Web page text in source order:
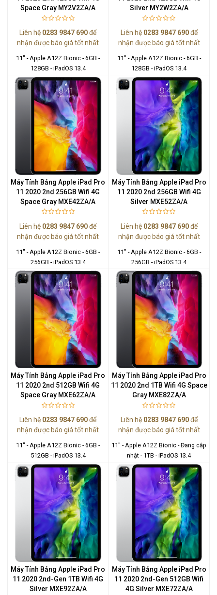
Space Gray MY2V2ZA/A
Liên hệ 0283 9847 690để
nhận được báo giá tốt nhất
11" - Apple A12Z Bionic - 6GB -
128GB - iPadOS 13.4
Silver MY2W2ZA/A
Liên hệ 0283 9847 690để
nhận được báo giá tốt nhất
11" - Apple A12Z Bionic - 6GB -
128GB - iPadOS 13.4
Máy Tính Bảng Apple iPad Pro
11 2020 2nd 256GB Wifi 4G
Space Gray MXE42ZA/A
Liên hệ 0283 9847 690để
nhận được báo giá tốt nhất
11" - Apple A12Z Bionic - 6GB -
256GB - iPadOS 13.4
Máy Tính Bảng Apple iPad Pro
11 2020 2nd 256GB Wifi 4G
Silver MXE52ZA/A
Liên hệ 0283 9847 690để
nhận được báo giá tốt nhất
11" - Apple A12Z Bionic - 6GB -
256GB - iPadOS 13.4
Máy Tính Bảng Apple iPad Pro
11 2020 2nd 512GB Wifi 4G
Space Gray MXE62ZA/A
Liên hệ 0283 9847 690để
nhận được báo giá tốt nhất
11" - Apple A12Z Bionic - 6GB -
512GB - iPadOS 13.4
Máy Tính Bảng Apple iPad Pro
11 2020 2nd 1TB Wifi 4G Space
Gray MXE82ZA/A
Liên hệ 0283 9847 690để
nhận được báo giá tốt nhất
11" - Apple A12Z Bionic - Đang cập
nhật - 1TB - iPadOS 13.4
Máy Tính Bảng Apple iPad Pro
11 2020 2nd-Gen 1TB Wifi 4G
Silver MXE92ZA/A
Máy Tính Bảng Apple iPad Pro
11 2020 2nd-Gen 512GB Wifi
4G Silver MXE72ZA/A